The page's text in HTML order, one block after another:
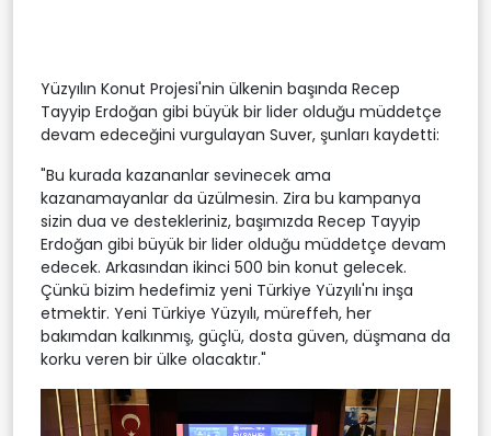
Yüzyılın Konut Projesi'nin ülkenin başında Recep
Tayyip Erdoğan gibi büyük bir lider olduğu müddetçe
devam edeceğini vurgulayan Suver, şunları kaydetti:
"Bu kurada kazananlar sevinecek ama
kazanamayanlar da üzülmesin. Zira bu kampanya
sizin dua ve destekleriniz, başımızda Recep Tayyip
Erdoğan gibi büyük bir lider olduğu müddetçe devam
edecek. Arkasından ikinci 500 bin konut gelecek.
Çünkü bizim hedefimiz yeni Türkiye Yüzyılı'nı inşa
etmektir. Yeni Türkiye Yüzyılı, müreffeh, her
bakımdan kalkınmış, güçlü, dosta güven, düşmana da
korku veren bir ülke olacaktır."